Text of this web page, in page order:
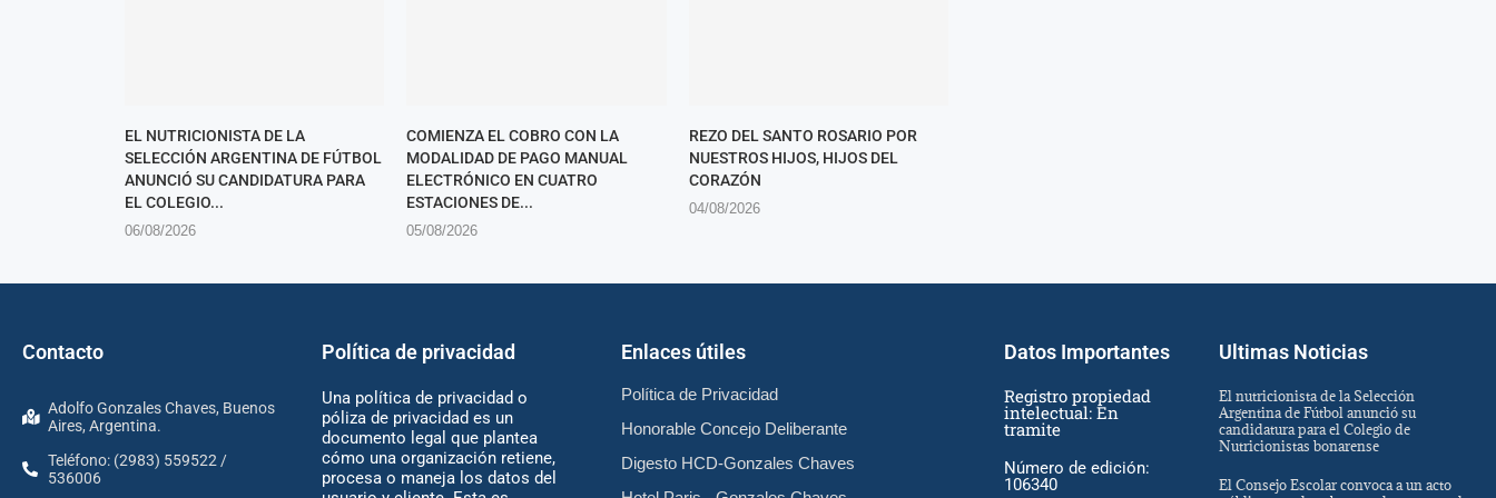
EL NUTRICIONISTA DE LA
SELECCIÓN ARGENTINA DE FÚTBOL
ANUNCIÓ SU CANDIDATURA PARA
EL COLEGIO...
06/08/2026
COMIENZA EL COBRO CON LA
MODALIDAD DE PAGO MANUAL
ELECTRÓNICO EN CUATRO
ESTACIONES DE...
05/08/2026
REZO DEL SANTO ROSARIO POR
NUESTROS HIJOS, HIJOS DEL
CORAZÓN
04/08/2026
Contacto
Adolfo Gonzales Chaves, Buenos
Aires, Argentina.
Teléfono: (2983) 559522 /
536006
Política de privacidad
Una política de privacidad o
póliza de privacidad es un
documento legal que plantea
cómo una organización retiene,
procesa o maneja los datos del
Enlaces útiles
Política de Privacidad
Honorable Concejo Deliberante
Digesto HCD-Gonzales Chaves
Datos Importantes
Registro propiedad
intelectual: En
tramite
Número de edición:
106340
Ultimas Noticias
El nutricionista de la Selección
Argentina de Fútbol anunció su
candidatura para el Colegio de
Nutricionistas bonarense
El Consejo Escolar convoca a un acto